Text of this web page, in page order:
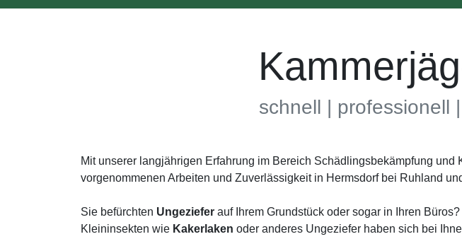
schnell | professionell
Mit unserer langjährigen Erfahrung im Bereich Schädlingsbekämpfung
vorgenommenen Arbeiten und Zuverlässigkeit in Hermsdorf bei Ruhland
Sie befürchten Ungeziefer auf Ihrem Grundstück oder sogar in Ihren Büros?
Kleininsekten wie Kakerlaken oder anderes Ungeziefer haben sich bei